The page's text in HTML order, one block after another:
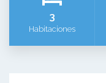
3
Habitaciones